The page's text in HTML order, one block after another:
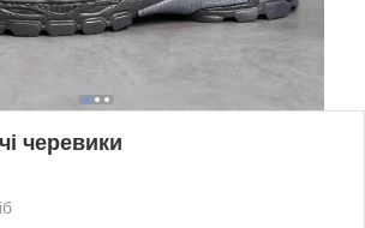
черевики